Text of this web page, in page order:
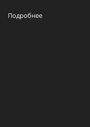
Подробнее